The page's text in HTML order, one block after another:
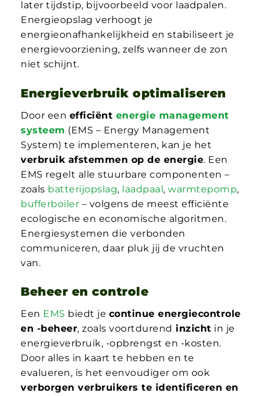
later tijdstip, bijvoorbeeld voor laadpalen.
Energieopslag verhoogt je
energieonafhankelijkheid en stabiliseert je
energievoorziening, zelfs wanneer de zon
niet schijnt.
Energieverbruik optimaliseren
Door een efficiënt energie management
systeem (EMS – Energy Management
System) te implementeren, kan je het
verbruik afstemmen op de energie. Een
EMS regelt alle stuurbare componenten –
zoals batterijopslag, laadpaal, warmtepomp,
bufferboiler – volgens de meest efficiënte
ecologische en economische algoritmen.
Energiesystemen die verbonden
communiceren, daar pluk jij de vruchten
van.
Beheer en controle
Een EMS biedt je continue energiecontrole
en -beheer, zoals voortdurend inzicht in je
energieverbruik, -opbrengst en -kosten.
Door alles in kaart te hebben en te
evalueren, is het eenvoudiger om ook
verborgen verbruikers te identificeren en